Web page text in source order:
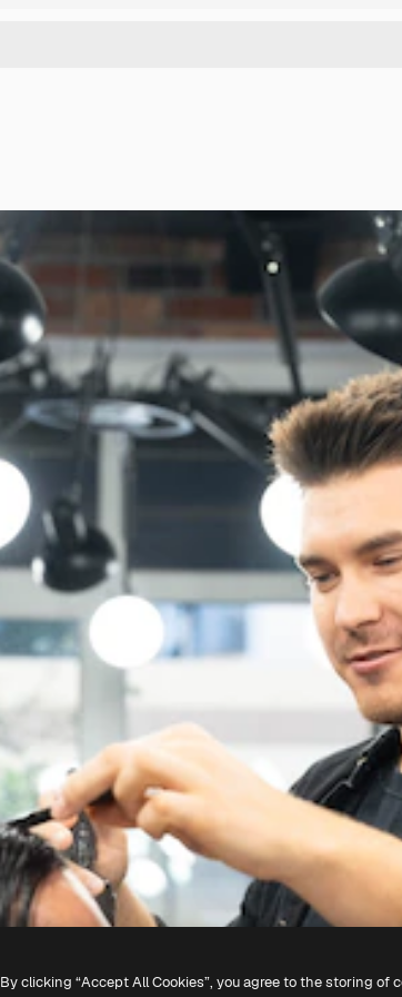
By clicking “Accept All Cookies”, you agree to the storing of